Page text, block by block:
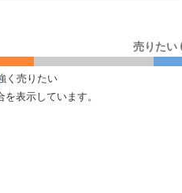
売りたい
く売りたい
表示しています。